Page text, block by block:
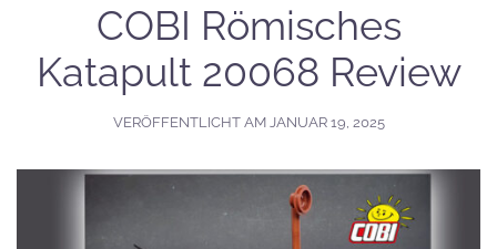
COBI Römisches
Katapult 20068 Review
VERÖFFENTLICHT AM JANUAR 19, 2025